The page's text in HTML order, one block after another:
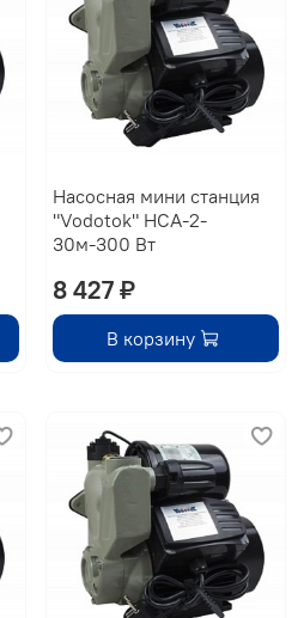
Насосная мини станция
"Vodotok" НСА-2-
30м-300 Вт
8 427 ₽
В корзину